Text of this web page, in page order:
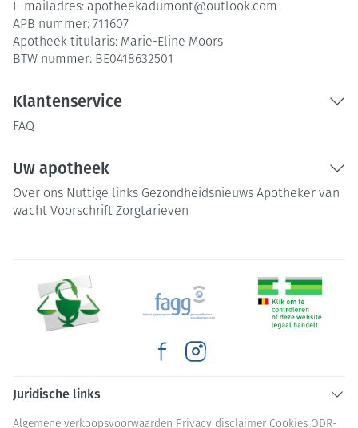
E-mailadres: apotheekadumont@outlook.com
APB nummer: 711607
Apotheek titularis: Marie-Eline Moors
BTW nummer: BE0418632501
Klantenservice
FAQ
Uw apotheek
Over ons Nuttige links Gezondheidsnieuws Apotheker van
wacht Voorschrift Zorgtarieven
Juridische links
Algemene verkoopsvoorwaarden Privacy disclaimer Cookies ODR-